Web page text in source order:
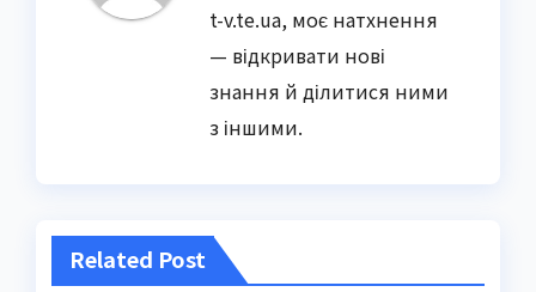
t-v.te.ua, моє натхнення
— відкривати нові
знання й ділитися ними
з іншими.
Related Post